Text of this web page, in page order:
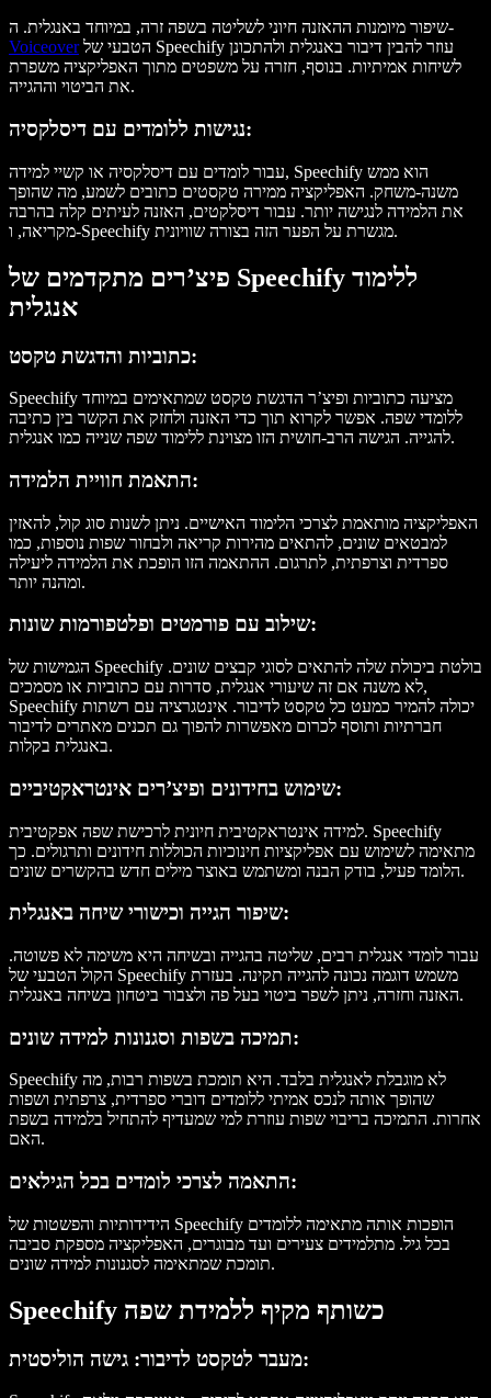
שיפור מיומנות ההאזנה חיוני לשליטה בשפה זרה, במיוחד באנגלית. ה-
Voiceoverהטבעי של Speechify עוזר להבין דיבור באנגלית ולהתכונן
לשיחות אמיתיות. בנוסף, חזרה על משפטים מתוך האפליקציה משפרת
את הביטוי וההגייה.
נגישות ללומדים עם דיסלקסיה:
עבור לומדים עם דיסלקסיה או קשיי למידה, Speechify הוא ממש
משנה-משחק. האפליקציה ממירה טקסטים כתובים לשמע, מה שהופך
את הלמידה לנגישה יותר. עבור דיסלקטים, האזנה לעיתים קלה בהרבה
מקריאה, ו-Speechify מגשרת על הפער הזה בצורה שוויונית.
פיצ’רים מתקדמים של Speechify ללימוד
אנגלית
כתוביות והדגשת טקסט:
Speechify מציעה כתוביות ופיצ’ר הדגשת טקסט שמתאימים במיוחד
ללומדי שפה. אפשר לקרוא תוך כדי האזנה ולחזק את הקשר בין כתיבה
להגייה. הגישה הרב-חושית הזו מצוינת ללימוד שפה שנייה כמו אנגלית.
התאמת חוויית הלמידה:
האפליקציה מותאמת לצרכי הלימוד האישיים. ניתן לשנות סוג קול, להאזין
למבטאים שונים, להתאים מהירות קריאה ולבחור שפות נוספות, כמו
ספרדית וצרפתית, לתרגום. ההתאמה הזו הופכת את הלמידה ליעילה
ומהנה יותר.
שילוב עם פורמטים ופלטפורמות שונות:
הגמישות של Speechify בולטת ביכולת שלה להתאים לסוגי קבצים שונים.
לא משנה אם זה שיעורי אנגלית, סדרות עם כתוביות או מסמכים,
Speechify יכולה להמיר כמעט כל טקסט לדיבור. אינטגרציה עם רשתות
חברתיות ותוסף לכרום מאפשרות להפוך גם תכנים מאתרים לדיבור
באנגלית בקלות.
שימוש בחידונים ופיצ’רים אינטראקטיביים:
למידה אינטראקטיבית חיונית לרכישת שפה אפקטיבית. Speechify
מתאימה לשימוש עם אפליקציות חינוכיות הכוללות חידונים ותרגולים. כך
הלומד פעיל, בודק הבנה ומשתמש באוצר מילים חדש בהקשרים שונים.
שיפור הגייה וכישורי שיחה באנגלית:
עבור לומדי אנגלית רבים, שליטה בהגייה ובשיחה היא משימה לא פשוטה.
הקול הטבעי של Speechify משמש דוגמה נכונה להגייה תקינה. בעזרת
האזנה וחזרה, ניתן לשפר ביטוי בעל פה ולצבור ביטחון בשיחה באנגלית.
תמיכה בשפות וסגנונות למידה שונים:
Speechify לא מוגבלת לאנגלית בלבד. היא תומכת בשפות רבות, מה
שהופך אותה לנכס אמיתי ללומדים דוברי ספרדית, צרפתית ושפות
אחרות. התמיכה בריבוי שפות עוזרת למי שמעדיף להתחיל בלמידה בשפת
האם.
התאמה לצרכי לומדים בכל הגילאים:
הידידותיות והפשטות של Speechify הופכות אותה מתאימה ללומדים
בכל גיל. מתלמידים צעירים ועד מבוגרים, האפליקציה מספקת סביבה
תומכת שמתאימה לסגנונות למידה שונים.
Speechify כשותף מקיף ללמידת שפה
מעבר לטקסט לדיבור: גישה הוליסטית: